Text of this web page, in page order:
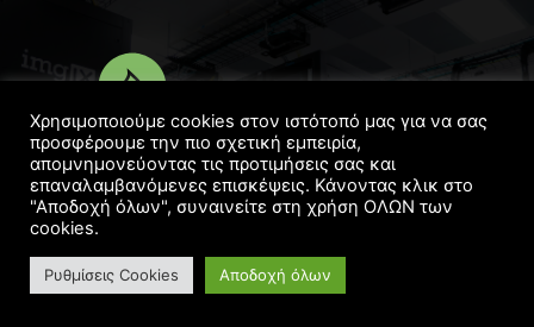
© Copyright 2016 - 2022 | DesignedGeorgelaskos.com
Χρησιμοποιούμε cookies στον ιστότοπό μας για να σας
προσφέρουμε την πιο σχετική εμπειρία,
απομνημονεύοντας τις προτιμήσεις σας και
επαναλαμβανόμενες επισκέψεις. Κάνοντας κλικ στο
"Αποδοχή όλων", συναινείτε στη χρήση ΟΛΩΝ των
cookies.
Ρυθμίσεις Cookies Αποδοχή όλων